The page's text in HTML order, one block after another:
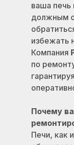
ваша печь
должным
избежать
Компания
по
Почему
Печи, как